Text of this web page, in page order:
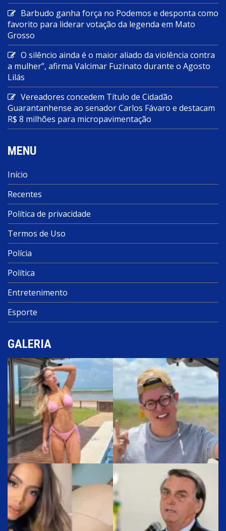
Barbudo ganha força no Podemos e desponta como
favorito para liderar votação da legenda em Mato
Grosso
O silêncio ainda é o maior aliado da violência contra
a mulher”, afirma Valcimar Fuzinato durante o Agosto
Lilás
Vereadores concedem Título de Cidadão
Guarantanhense ao senador Carlos Fávaro e destacam
R$ 8 milhões para micropavimentação
MENU
Início
Recentes
Política de privacidade
Termos de Uso
Polícia
Política
Entretenimento
Esporte
GALERIA